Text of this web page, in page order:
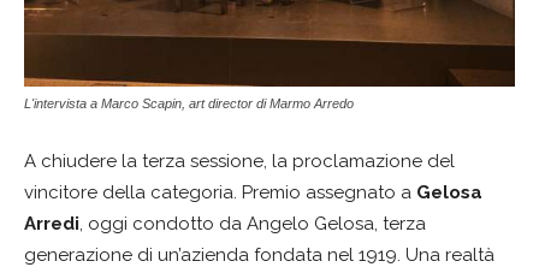
L'intervista a Marco Scapin, art director di Marmo Arredo
A chiudere la terza sessione, la proclamazione del
vincitore della categoria. Premio assegnato a Gelosa
Arredi, oggi condotto da Angelo Gelosa, terza
generazione di un’azienda fondata nel 1919. Una realtà